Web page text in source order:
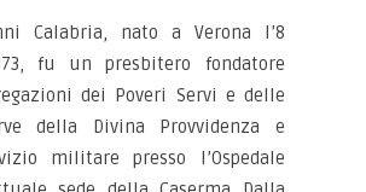
Calabria, nato a Verona l’8
fu un presbitero fondatore
dei Poveri Servi e delle
della Divina Provvidenza e
militare presso l’Ospedale